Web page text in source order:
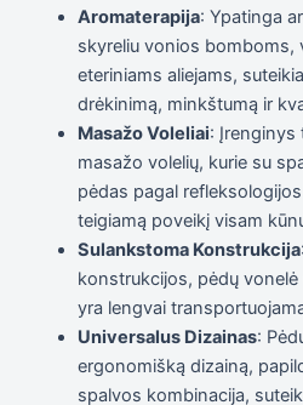
Aromaterapija: Ypatinga
skyreliu vonios bomboms,
eteriniams aliejams,
drėkinimą, minkštumą ir
Masažo Voleliai: Įrenginys
masažo volelių, kurie su
pėdas pagal
teigiamą poveikį visam
Sulankstoma Konstrukcija
konstrukcijos, pėdų
yra lengvai
Universalus Dizainas:
ergonomišką dizainą,
spalvos kombinacija,